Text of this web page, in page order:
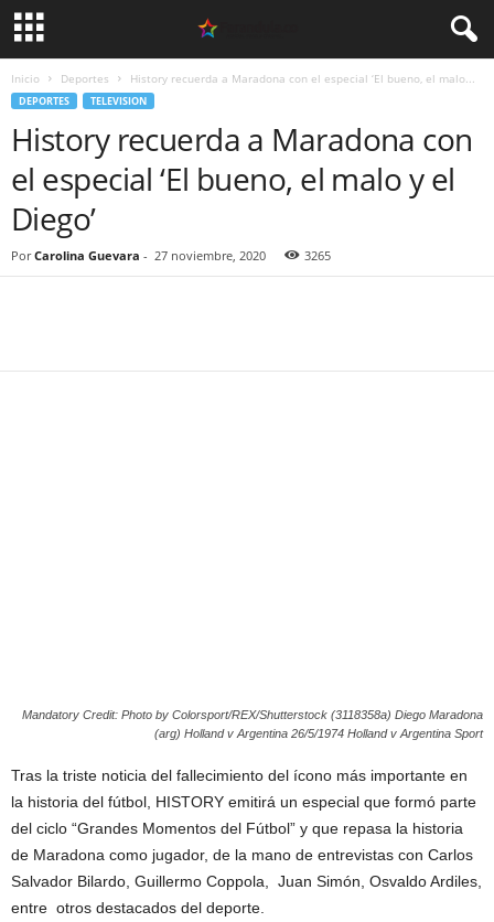
Inicio Deportes History recuerda a Maradona con el especial ‘El bueno, el malo...
DEPORTES TELEVISION
History recuerda a Maradona con
el especial ‘El bueno, el malo y el
Diego’
Por Carolina Guevara - 27 noviembre, 2020 3265
Mandatory Credit: Photo by Colorsport/REX/Shutterstock (3118358a) Diego Maradona
(arg) Holland v Argentina 26/5/1974 Holland v Argentina Sport
Tras la triste noticia del fallecimiento del ícono más importante en
la historia del fútbol, HISTORY emitirá un especial que formó parte
del ciclo “Grandes Momentos del Fútbol” y que repasa la historia
de Maradona como jugador, de la mano de entrevistas con Carlos
Salvador Bilardo, Guillermo Coppola, Juan Simón, Osvaldo Ardiles,
entre otros destacados del deporte.